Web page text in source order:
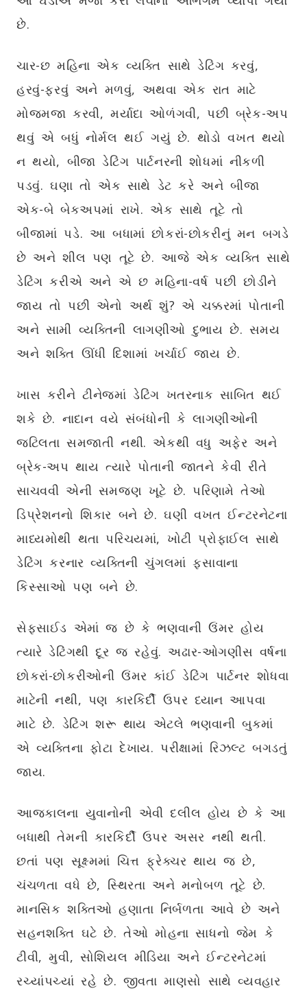
છે.
ચાર-છ મહિના એક વ્યક્તિ સાથે ડેટિંગ કરવું,
હરવું-ફરવું અને મળવું, અથવા એક રાત માટે
મોજમજા કરવી, મર્યાદા ઓળંગવી, પછી બ્રેક-અપ
થવું એ બધું નોર્મલ થઈ ગયું છે. થોડો વખત થયો
ન થયો, બીજા ડેટિંગ પાર્ટનરની શોધમાં નીકળી
પડવું. ઘણા તો એક સાથે ડેટ કરે અને બીજા
એક-બે બેકઅપમાં રાખે. એક સાથે તૂટે તો
બીજામાં પડે. આ બધામાં છોકરાં-છોકરીનું મન બગડે
છે અને શીલ પણ તૂટે છે. આજે એક વ્યક્તિ સાથે
ડેટિંગ કરીએ અને એ છ મહિના-વર્ષ પછી છોડીને
જાય તો પછી એનો અર્થ શું? એ ચક્કરમાં પોતાની
અને સામી વ્યક્તિની લાગણીઓ દુભાય છે. સમય
અને શક્તિ ઊંધી દિશામાં ખર્ચાઈ જાય છે.
ખાસ કરીને ટીનેજમાં ડેટિંગ ખતરનાક સાબિત થઈ
શકે છે. નાદાન વયે સંબંધોની કે લાગણીઓની
જટિલતા સમજાતી નથી. એકથી વધુ અફેર અને
બ્રેક-અપ થાય ત્યારે પોતાની જાતને કેવી રીતે
સાચવવી એની સમજણ ખૂટે છે. પરિણામે તેઓ
ડિપ્રેશનનો શિકાર બને છે. ઘણી વખત ઈન્ટરનેટના
માધ્યમોથી થતા પરિચયમાં, ખોટી પ્રોફાઈલ સાથે
ડેટિંગ કરનાર વ્યક્તિની ચુંગલમાં ફસાવાના
કિસ્સાઓ પણ બને છે.
સેફસાઈડ એમાં જ છે કે ભણવાની ઉંમર હોય
ત્યારે ડેટિંગથી દૂર જ રહેવું. અઢાર-ઓગણીસ વર્ષના
છોકરાં-છોકરીઓની ઉંમર કાંઈ ડેટિંગ પાર્ટનર શોધવા
માટેની નથી, પણ કારકિર્દી ઉપર ધ્યાન આપવા
માટે છે. ડેટિંગ શરૂ થાય એટલે ભણવાની બુકમાં
એ વ્યક્તિના ફોટા દેખાય. પરીક્ષામાં રિઝલ્ટ બગડતું
જાય.
આજકાલના યુવાનોની એવી દલીલ હોય છે કે આ
બધાથી તેમની કારકિર્દી ઉપર અસર નથી થતી.
છતાં પણ સૂક્ષ્મમાં ચિત્ત ફ્રેક્ચર થાય જ છે,
ચંચળતા વધે છે, સ્થિરતા અને મનોબળ તૂટે છે.
માનસિક શક્તિઓ હણાતા નિર્બળતા આવે છે અને
સહનશક્તિ ઘટે છે. તેઓ મોહના સાધનો જેમ કે
ટીવી, મુવી, સોશિયલ મીડિયા અને ઈન્ટરનેટમાં
રચ્યાંપચ્યાં રહે છે. જીવતા માણસો સાથે વ્યવહાર